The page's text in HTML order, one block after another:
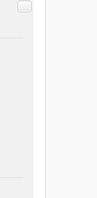
Citer